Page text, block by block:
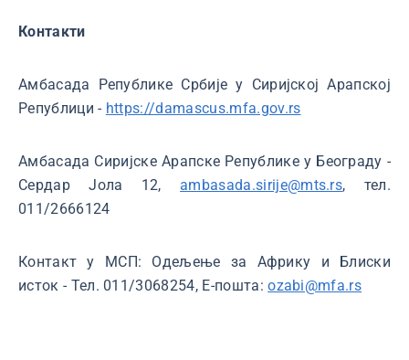
Контакти
Амбасада Републике Србије у Сиријској Арапској
Републици - https://damascus.mfa.gov.rs
Амбасада Сиријске Арапске Републике у Београду -
Сердар Јола 12, ambasada.sirije@mts.rs, тел.
011/2666124
Контакт у МСП: Одељење за Африку и Блиски
исток - Тел. 011/3068254, Е-пошта:ozabi@mfa.rs